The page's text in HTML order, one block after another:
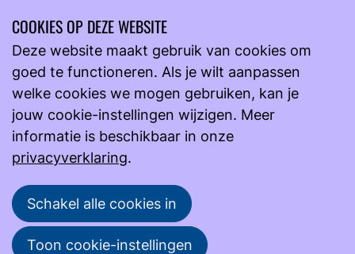
Onderwijs Over Cursus Stagebegeleiding
mrt
2026
12mei
2026
10:00 - 16:30 NVML
Cursus Stagebegeleiding
COOKIES OP DEZE WEBSITE
Deze website maakt gebruik van cookies om
goed te functioneren. Als je wilt aanpassen
welke cookies we mogen gebruiken, kan je
jouw cookie-instellingen wijzigen. Meer
informatie is beschikbaar in onze
privacyverklaring.
Schakel alle cookies in
Toon cookie-instellingen